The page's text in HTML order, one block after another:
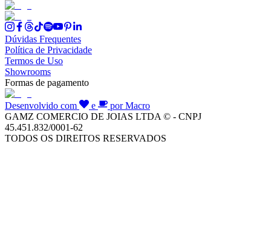
Dúvidas Frequentes
Política de Privacidade
Termos de Uso
Showrooms
Formas de pagamento
Desenvolvido com e
por Macro
GAMZ COMERCIO DE JOIAS LTDA © - CNPJ
45.451.832/0001-62
TODOS OS DIREITOS RESERVADOS